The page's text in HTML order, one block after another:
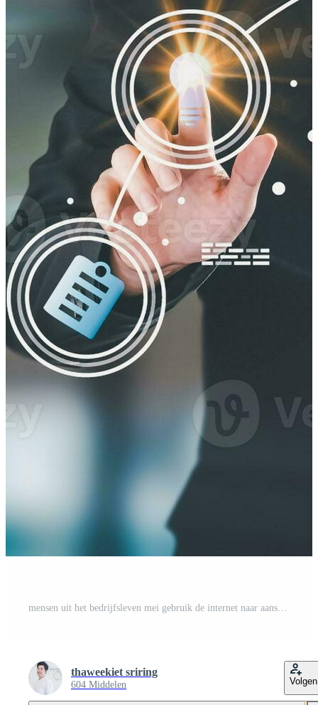
thaweekiet sriring
604 Middelen Volgen